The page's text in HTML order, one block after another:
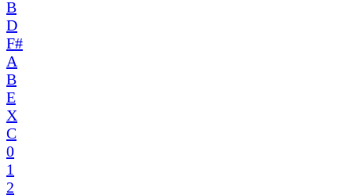
B
D
F#
A
B
E
X
C
0
1
2